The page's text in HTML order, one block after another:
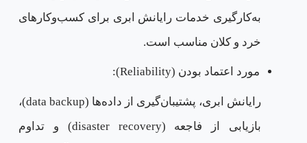
به‌کارگیری خدمات رایانش ابری برای کسب‌وکارهای
خرد و کلان مناسب است.
مورد اعتماد بودن (Reliability):
رایانش ابری، پشتیبان‌گیری از داده‌ها (data backup)،
بازیابی از فاجعه (disaster recovery) و تداوم